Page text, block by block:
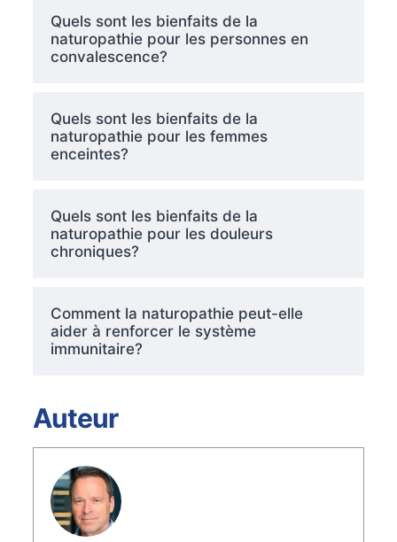
Quels sont les bienfaits de la
naturopathie pour les personnes en
convalescence?
Quels sont les bienfaits de la
naturopathie pour les femmes
enceintes?
Quels sont les bienfaits de la
naturopathie pour les douleurs
chroniques?
Comment la naturopathie peut-elle
aider à renforcer le système
immunitaire?
Auteur